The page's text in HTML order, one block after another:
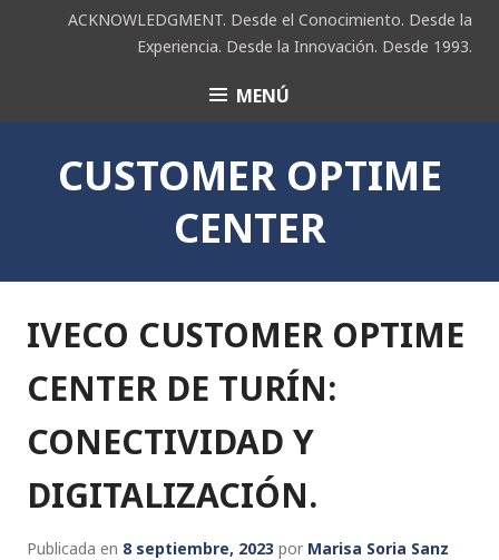
ACKNOWLEDGMENT. Desde el Conocimiento. Desde la
Experiencia. Desde la Innovación. Desde 1993.
ACK MENÚ
CUSTOMER OPTIME
CENTER
IVECO CUSTOMER OPTIME
CENTER DE TURÍN:
CONECTIVIDAD Y
DIGITALIZACIÓN.
Publicada en 8 septiembre, 2023 por Marisa Soria Sanz